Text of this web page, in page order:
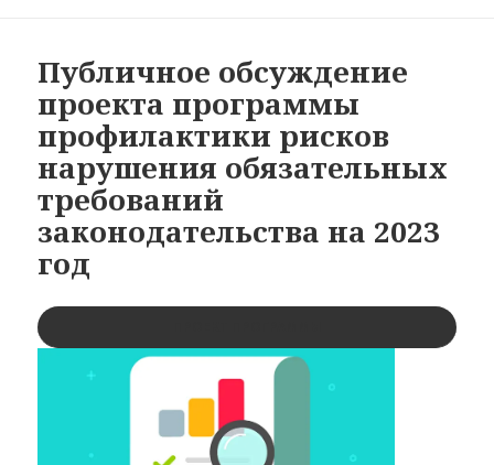
Публичное обсуждение
проекта программы
профилактики рисков
нарушения обязательных
требований
законодательства на 2023
год